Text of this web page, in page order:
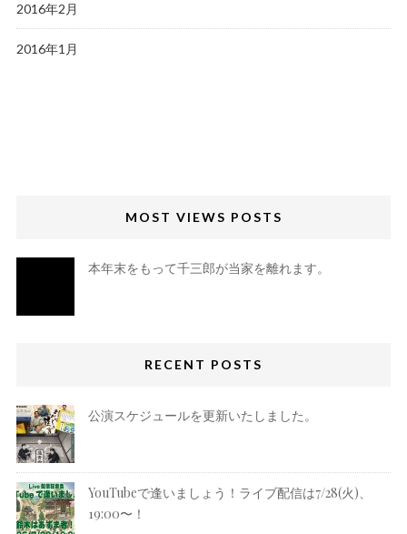
2016年2月
2016年1月
MOST VIEWS POSTS
本年末をもって千三郎が当家を離れます。
RECENT POSTS
公演スケジュールを更新いたしました。
YouTubeで逢いましょう！ライブ配信は7/28(火)、
19:00〜！